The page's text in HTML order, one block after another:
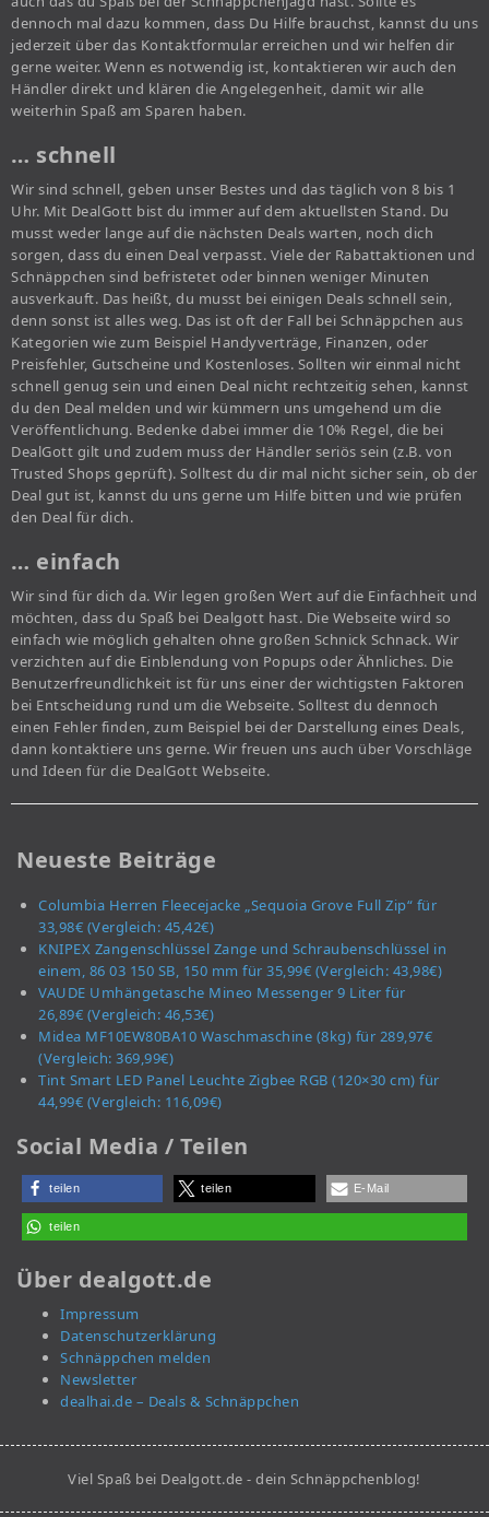
dennoch mal dazu kommen, dass Du Hilfe brauchst, kannst du uns
jederzeit über das Kontaktformular erreichen und wir helfen dir
gerne weiter. Wenn es notwendig ist, kontaktieren wir auch den
Händler direkt und klären die Angelegenheit, damit wir alle
weiterhin Spaß am Sparen haben.
… schnell
Wir sind schnell, geben unser Bestes und das täglich von 8 bis 1
Uhr. Mit DealGott bist du immer auf dem aktuellsten Stand. Du
musst weder lange auf die nächsten Deals warten, noch dich
sorgen, dass du einen Deal verpasst. Viele der Rabattaktionen und
Schnäppchen sind befristetet oder binnen weniger Minuten
ausverkauft. Das heißt, du musst bei einigen Deals schnell sein,
denn sonst ist alles weg. Das ist oft der Fall bei Schnäppchen aus
Kategorien wie zum Beispiel Handyverträge, Finanzen, oder
Preisfehler, Gutscheine und Kostenloses. Sollten wir einmal nicht
schnell genug sein und einen Deal nicht rechtzeitig sehen, kannst
du den Deal melden und wir kümmern uns umgehend um die
Veröffentlichung. Bedenke dabei immer die 10% Regel, die bei
DealGott gilt und zudem muss der Händler seriös sein (z.B. von
Trusted Shops geprüft). Solltest du dir mal nicht sicher sein, ob der
Deal gut ist, kannst du uns gerne um Hilfe bitten und wie prüfen
den Deal für dich.
… einfach
Wir sind für dich da. Wir legen großen Wert auf die Einfachheit und
möchten, dass du Spaß bei Dealgott hast. Die Webseite wird so
einfach wie möglich gehalten ohne großen Schnick Schnack. Wir
verzichten auf die Einblendung von Popups oder Ähnliches. Die
Benutzerfreundlichkeit ist für uns einer der wichtigsten Faktoren
bei Entscheidung rund um die Webseite. Solltest du dennoch
einen Fehler finden, zum Beispiel bei der Darstellung eines Deals,
dann kontaktiere uns gerne. Wir freuen uns auch über Vorschläge
und Ideen für die DealGott Webseite.
Neueste Beiträge
Columbia Herren Fleecejacke „Sequoia Grove Full Zip“ für
33,98€ (Vergleich: 45,42€)
KNIPEX Zangenschlüssel Zange und Schraubenschlüssel in
einem, 86 03 150 SB, 150 mm für 35,99€ (Vergleich: 43,98€)
VAUDE Umhängetasche Mineo Messenger 9 Liter für
26,89€ (Vergleich: 46,53€)
Midea MF10EW80BA10 Waschmaschine (8kg) für 289,97€
(Vergleich: 369,99€)
Tint Smart LED Panel Leuchte Zigbee RGB (120×30 cm) für
44,99€ (Vergleich: 116,09€)
Social Media / Teilen
teilen teilen E-Mail
teilen
Über dealgott.de
Impressum
Datenschutzerklärung
Schnäppchen melden
Newsletter
dealhai.de – Deals & Schnäppchen
Viel Spaß bei Dealgott.de - dein Schnäppchenblog!